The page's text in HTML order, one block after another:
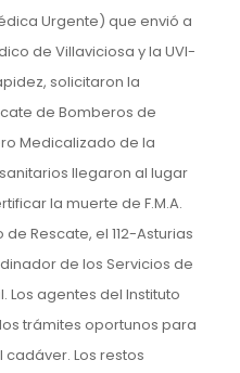
Urgente) que envió a
de Villaviciosa y la UVI-
solicitaron la
de Bomberos de
Medicalizado de la
llegaron al lugar
la muerte de F.M.A.
Rescate, el 112-Asturias
de los Servicios de
Los agentes del Instituto
trámites oportunos para
Los restos